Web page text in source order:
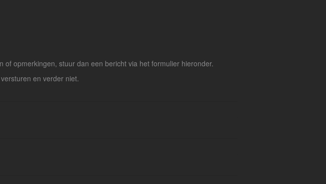
of opmerkingen, stuur dan een bericht via het formulier hieronder.
en verder niet.